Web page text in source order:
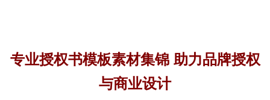
专业授权书模板素材集锦 助力品牌授权
与商业设计